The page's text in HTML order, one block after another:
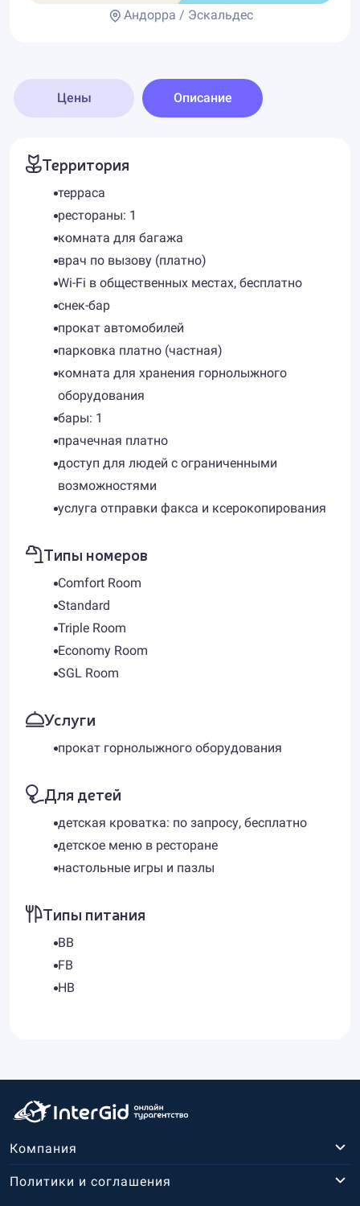
Андорра / Эскальдес
Цены Описание
Территория
терраса
рестораны: 1
комната для багажа
врач по вызову (платно)
Wi-Fi в общественных местах, бесплатно
снек-бар
прокат автомобилей
парковка платно (частная)
комната для хранения горнолыжного
оборудования
бары: 1
прачечная платно
доступ для людей с ограниченными
возможностями
услуга отправки факса и ксерокопирования
Типы номеров
Comfort Room
Standard
Triple Room
Economy Room
SGL Room
Услуги
прокат горнолыжного оборудования
Для детей
детская кроватка: по запросу, бесплатно
детское меню в ресторане
настольные игры и пазлы
Типы питания
BB
FB
HB
Компания
Политики и соглашения